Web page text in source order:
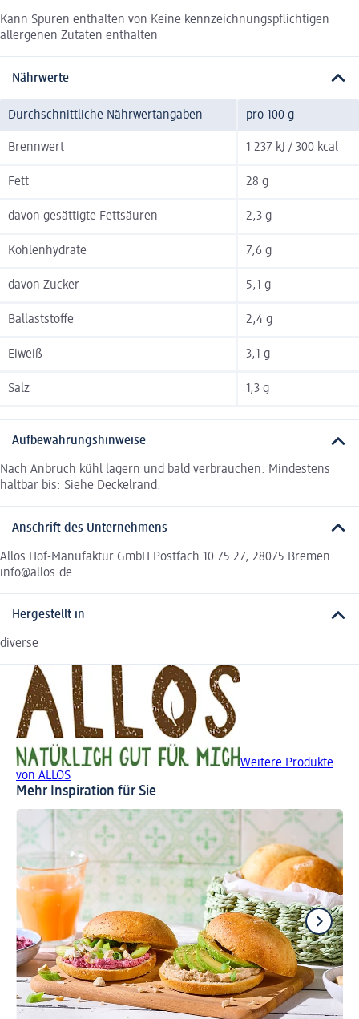
Kann Spuren enthalten von Keine kennzeichnungspflichtigen
allergenen Zutaten enthalten
Nährwerte
Durchschnittliche Nährwertangaben pro 100 g
Brennwert 1 237 kJ / 300 kcal
Fett 28 g
davon gesättigte Fettsäuren 2,3 g
Kohlenhydrate 7,6 g
davon Zucker 5,1 g
Ballaststoffe 2,4 g
Eiweiß 3,1 g
Salz 1,3 g
Aufbewahrungshinweise
Nach Anbruch kühl lagern und bald verbrauchen. Mindestens
haltbar bis: Siehe Deckelrand.
Anschrift des Unternehmens
Allos Hof-Manufaktur GmbH Postfach 10 75 27, 28075 Bremen
info@allos.de
Hergestellt in
diverse
Weitere Produkte
von ALLOS
Mehr Inspiration für Sie